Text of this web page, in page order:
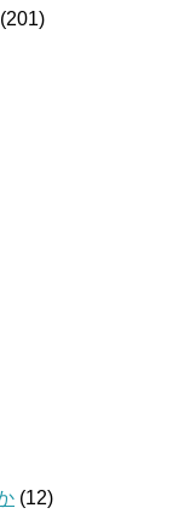
(201)
(12)